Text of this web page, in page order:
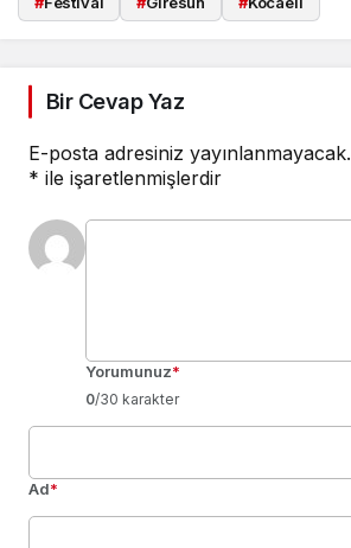
Bir Cevap Yaz
E-posta adresiniz yayınlanmayacak.
* ile işaretlenmişlerdir
Yorumunuz*
0/30 karakter
Ad*